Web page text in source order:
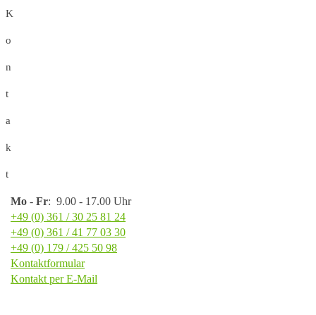
K
o
n
t
a
k
t
Mo - Fr: 9.00 - 17.00 Uhr
+49 (0) 361 / 30 25 81 24
+49 (0) 361 / 41 77 03 30
+49 (0) 179 / 425 50 98
Kontaktformular
Kontakt per E-Mail